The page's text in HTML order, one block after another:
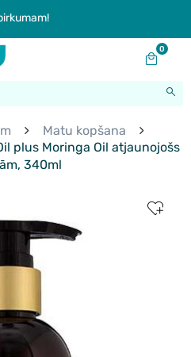
0
Matu kopšana
plus Moringa Oil atjaunojošs
340ml